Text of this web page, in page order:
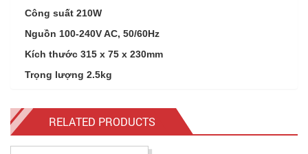
Công suất 210W
Nguồn 100-240V AC, 50/60Hz
Kích thước 315 x 75 x 230mm
Trọng lượng 2.5kg
RELATED PRODUCTS